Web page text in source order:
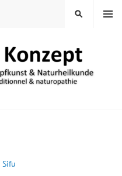
MENÜ
SUCHEN
Sifu